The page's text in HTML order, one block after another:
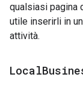
qualsiasi pagina
utile inserirli in
attività.
Local